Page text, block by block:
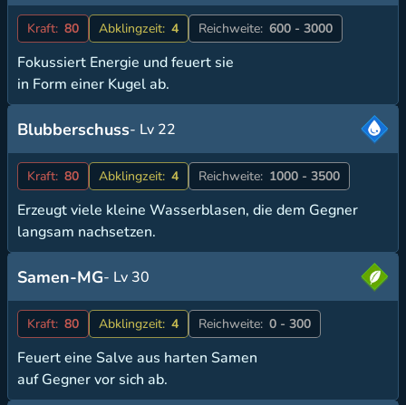
Kraft: 80 Abklingzeit: 4 Reichweite: 600 - 3000
Fokussiert Energie und feuert sie
in Form einer Kugel ab.
Blubberschuss- Lv 22
Kraft: 80 Abklingzeit: 4 Reichweite: 1000 - 3500
Erzeugt viele kleine Wasserblasen, die dem Gegner
langsam nachsetzen.
Samen-MG- Lv 30
Kraft: 80 Abklingzeit: 4 Reichweite: 0 - 300
Feuert eine Salve aus harten Samen
auf Gegner vor sich ab.